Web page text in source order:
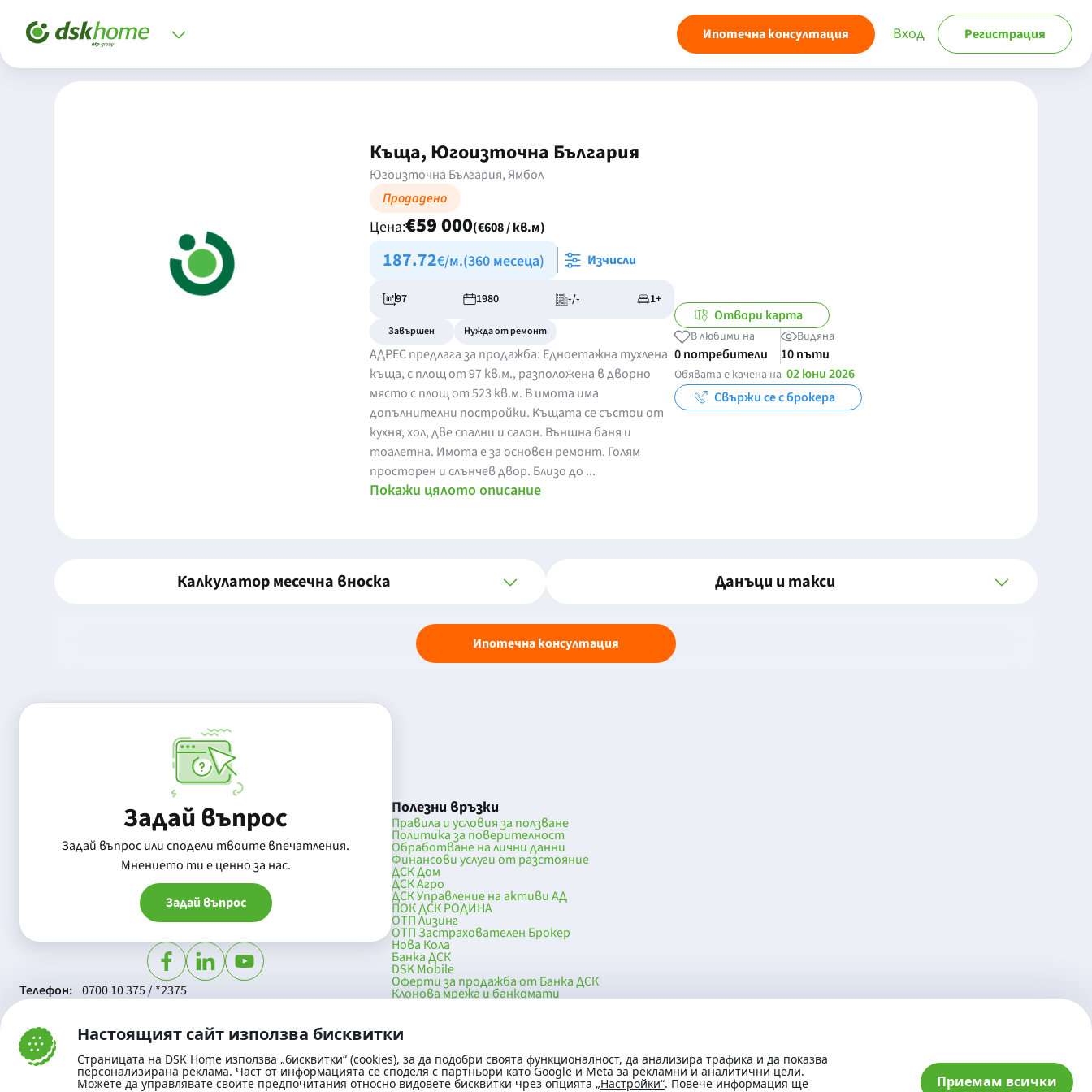
Настоящият сайт използва бисквитки
Страницата на DSK Home използва „бисквитки“ (cookies), за да подобри своята функционалност, да анализира трафика и да показва
персонализирана реклама. Част от информацията се споделя с партньори като Google и Meta за рекламни и аналитични цели.
Можете да управлявате своите предпочитания относно видовете бисквитки чрез опцията „Настройки“. Повече информация ще Приемам всички
Ипотечна консултация Вход Регистрация
Къща, Югоизточна България
Югоизточна България, Ямбол
Продадено
Цена:€59 000(€608 / кв.м)
187.72€/м.(360 месеца) Изчисли
97 1980 -/- 1+
Завършен Нужда от ремонт
АДРЕС предлага за продажба: Едноетажна тухлена
къща, с площ от 97 кв.м., разположена в дворно
място с площ от 523 кв.м. В имота има
допълнителни постройки. Къщата се състои от
кухня, хол, две спални и салон. Външна баня и
тоалетна. Имота е за основен ремонт. Голям
просторен и слънчев двор. Близо до ...
Покажи цялото описание
Отвори карта
В любими на
0 потребители
Видяна
10 пъти
Обявата е качена на 02 юни 2026
Свържи се с брокера
Калкулатор месечна вноска Данъци и такси
Ипотечна консултация
Задай въпрос
Задай въпрос или сподели твоите впечатления.
Mнението ти е ценно за нас.
Задай въпрос
Телефон:
SWIFT/BIC:
0700 10 375 / *2375
BIC/SWIFT на Банка ДСК: STSABGSF
Полезни връзки
Правила и условия за ползване
Политика за поверителност
Обработване на лични данни
Финансови услуги от разстояние
ДСК Дом
ДСК Агро
ДСК Управление на активи АД
ПОК ДСК РОДИНА
ОТП Лизинг
ОТП Застрахователен Брокер
Нова Кола
Банка ДСК
DSK Mobile
Оферти за продажба от Банка ДСК
Клонова мрежа и банкомати